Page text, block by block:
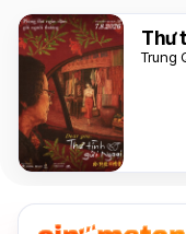
Thư
Trung